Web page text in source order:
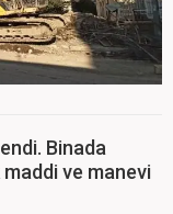
Binada
ve manevi